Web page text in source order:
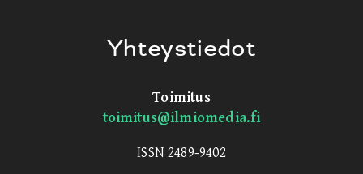
Yhteystiedot
Toimitus
toimitus@ilmiomedia.fi
ISSN 2489-9402